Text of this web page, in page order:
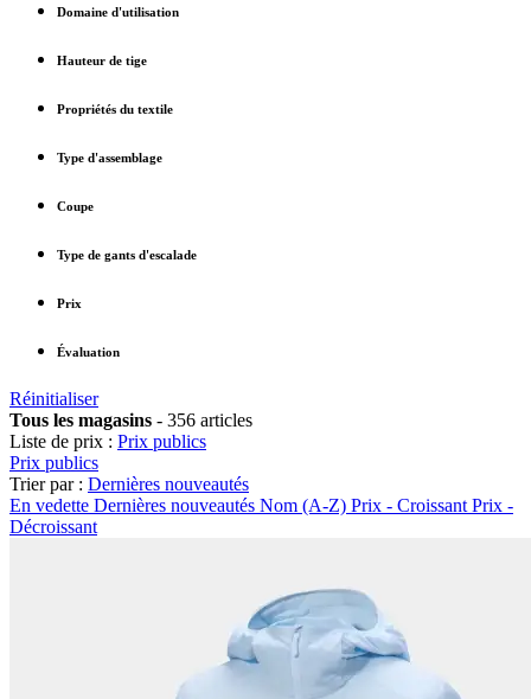
Domaine d'utilisation
Hauteur de tige
Propriétés du textile
Type d'assemblage
Coupe
Type de gants d'escalade
Prix
Évaluation
Réinitialiser
Tous les magasins - 356 articles
Liste de prix : Prix publics
Prix publics
Trier par : Dernières nouveautés
En vedette Dernières nouveautés Nom (A-Z) Prix - Croissant Prix -
Décroissant